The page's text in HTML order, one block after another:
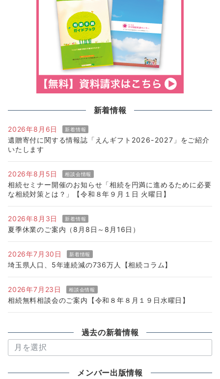
新着情報
2026年8月6日 新着情報
遺贈寄付に関する情報誌「えんギフト2026-2027」をご紹介
いたします
2026年8月5日 相談会情報
相続セミナー開催のお知らせ「相続を円満に進めるために必要
な相続対策とは？」【令和８年９月１日 火曜日】
2026年8月3日 新着情報
夏季休業のご案内（8月8日～8月16日）
2026年7月30日 新着情報
埼玉県人口、5年連続減の736万人【相続コラム】
2026年7月23日 相談会情報
相続無料相談会のご案内【令和８年８月１９日水曜日】
過去の新着情報
去
メンバー出版情報